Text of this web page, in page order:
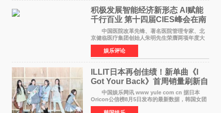
积极发展智能经济新形态 Al赋能
千行百业 第十四届CIES峰会在南
京盛大召开
中国医院改革先锋、著名医院管理专家、北
京健临医疗集团创始人朱明先生荣膺两项年度大
奖 2026年7月31日，盛夏金陵，长江之畔，
以重落地·真务实·强链接为主题的2026&lsquo;人
工智能+&rsquo
娱乐评论
ILLIT日本再创佳绩！新单曲《I
Got Your Back》首周销量刷新自
身纪录
中国娱乐网讯 www yule com cn 据日本
Oricon公信榜8月5日发布的最新数据，韩国女团
ILLIT在日本发行的第二张单曲《I Got Your